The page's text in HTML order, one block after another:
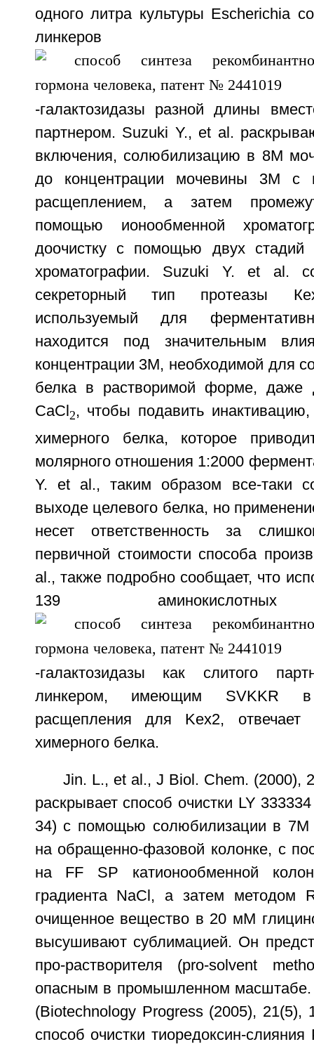
одного литра культуры Escherichia
линкеров
-галактозидазы разной длины
партнером. Suzuki Y., et al.
включения, солюбилизацию в 8М
до концентрации мочевины 3М с
расщеплением, а затем
помощью ионообменной
доочистку с помощью двух стадий
хроматографии. Suzuki Y. et al.
секреторный тип протеазы
используемый для
находится под значительным
концентрации 3М, необходимой для
белка в растворимой форме,
CaCl 2, чтобы подавить
химерного белка, которое
молярного отношения 1:2000
Y. et al., таким образом все-таки
выходе целевого белка, но
несет ответственность за
первичной стоимости способа
al., также подробно сообщает, что
139 аминокислотных
-галактозидазы как слитого
линкером, имеющим SVKKR в
расщепления для Kex2,
химерного белка.
Jin. L., et al., J Biol. Chem. (2000),
раскрывает способ очистки LY
34) с помощью солюбилизации в 7М
на обращенно-фазовой колонке, с
на FF SP катионообменной
градиента NaCl, а затем методом
очищенное вещество в 20 мМ
высушивают сублимацией. Он
про-растворителя (pro-solvent
опасным в промышленном масштабе.
(Biotechnology Progress (2005), 21(5),
способ очистки тиоредоксин-